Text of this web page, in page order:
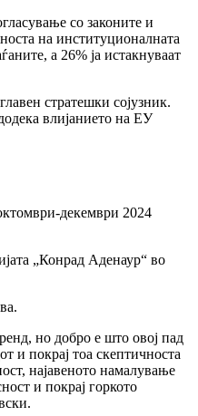
со законите и
на институционалната
а 26% ја истакнуваат
стратешки сојузник.
влијанието на ЕУ
декември 2024
„Конрад Аденаур“ во
но добро е што овој пад
и покрај тоа скептичноста
најавеното намалување
и покрај горкото